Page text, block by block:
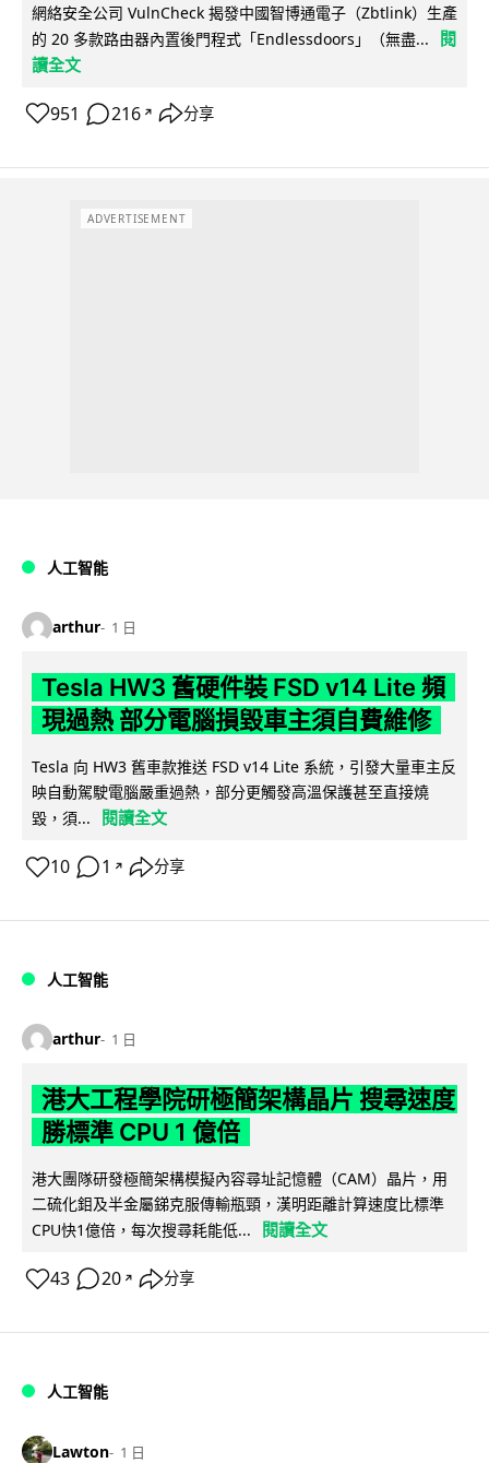
網絡安全公司 VulnCheck 揭發中國智博通電子（Zbtlink）生產
的 20 多款路由器內置後門程式「Endlessdoors」（無盡...
閱
讀全文
951 216 ↗ 分享
ADVERTISEMENT
人工智能
arthur 1 日
Tesla HW3 舊硬件裝 FSD v14 Lite 頻
現過熱 部分電腦損毀車主須自費維修
Tesla 向 HW3 舊車款推送 FSD v14 Lite 系統，引發大量車主反
映自動駕駛電腦嚴重過熱，部分更觸發高溫保護甚至直接燒
毀，須...
閱讀全文
10 1 ↗ 分享
人工智能
arthur 1 日
港大工程學院研極簡架構晶片 搜尋速度
勝標準 CPU 1 億倍
港大團隊研發極簡架構模擬內容尋址記憶體（CAM）晶片，用
二硫化鉬及半金屬銻克服傳輸瓶頸，漢明距離計算速度比標準
CPU快1億倍，每次搜尋耗能低...
閱讀全文
43 20 ↗ 分享
人工智能
Lawton 1 日